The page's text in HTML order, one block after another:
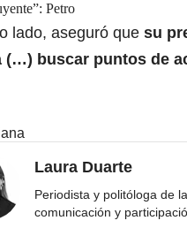
Petro
lado, aseguró que su
(…) buscar puntos de
Laura Duarte
Periodista y politóloga de
comunicación y